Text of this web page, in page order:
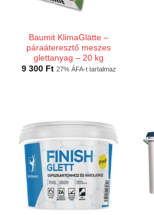
Baumit KlimaGlätte –
páraáteresztő meszes
glettanyag – 20 kg
9 300 Ft 27% ÁFA-t tartalmaz